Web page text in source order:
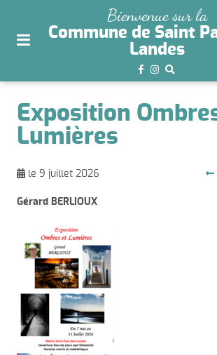
site
aller au
Bienvenue sur la
Commune de Saint
Landes
Exposition
Lumières
le 9 juillet 2026
Gérard BERLIOUX